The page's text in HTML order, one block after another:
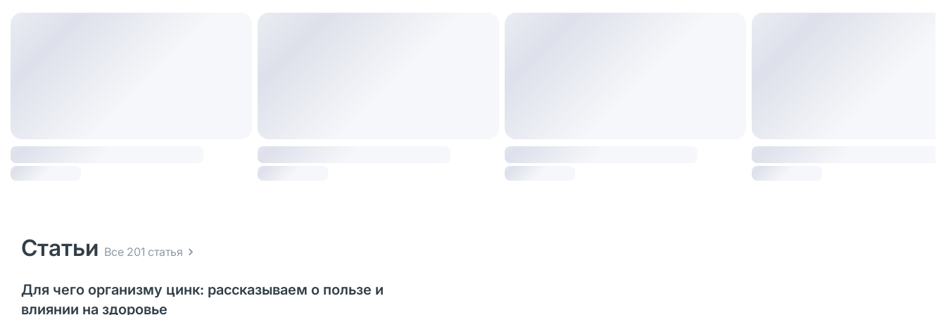
Статьи Все 201 статья
Для чего организму цинк: рассказываем о пользе и
влиянии на здоровье